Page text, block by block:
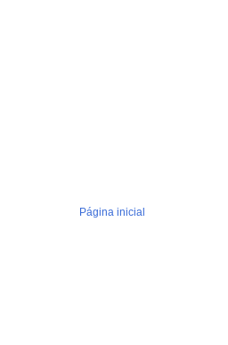
Página inicial